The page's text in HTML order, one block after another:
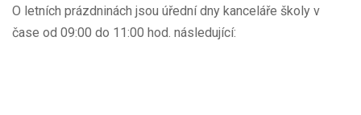
O letních prázdninách jsou úřední dny kanceláře školy v
čase od 09:00 do 11:00 hod. následující: